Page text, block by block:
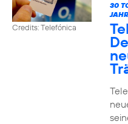
Credits: Telefónica
30